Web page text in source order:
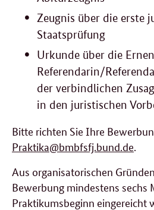
Zeugnis über die erste
Staatsprüfung
Urkunde über die
Referendarin/
der verbindlichen
in den juristischen
Bitte richten Sie Ihre
Praktika@bmbfsfj.bund.de.
Aus organisatorischen
Bewerbung mindestens sechs
Praktikumsbeginn eingereicht